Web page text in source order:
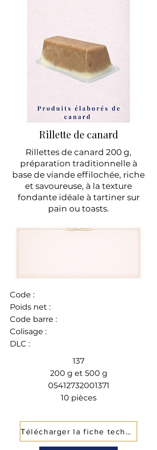
Rillette de canard
Rillettes de canard 200 g,
préparation traditionnelle à
base de viande effilochée, riche
et savoureuse, à la texture
fondante idéale à tartiner sur
pain ou toasts.
Code :
Poids net :
Code barre :
Colisage :
DLC :
137
200 g et 500 g
05412732001371
10 pièces
Télécharger la fiche technique